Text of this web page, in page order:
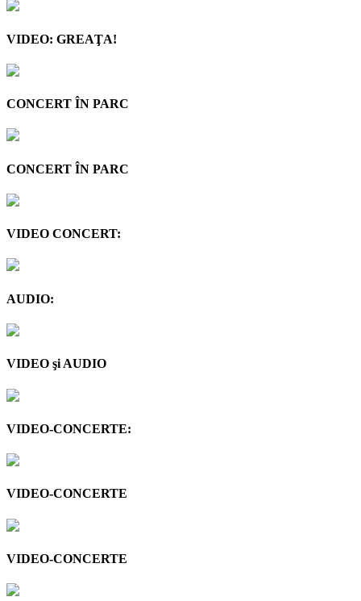
VIDEO: GREAŢA!
CONCERT ÎN PARC
CONCERT ÎN PARC
VIDEO CONCERT:
AUDIO:
VIDEO şi AUDIO
VIDEO-CONCERTE:
VIDEO-CONCERTE
VIDEO-CONCERTE